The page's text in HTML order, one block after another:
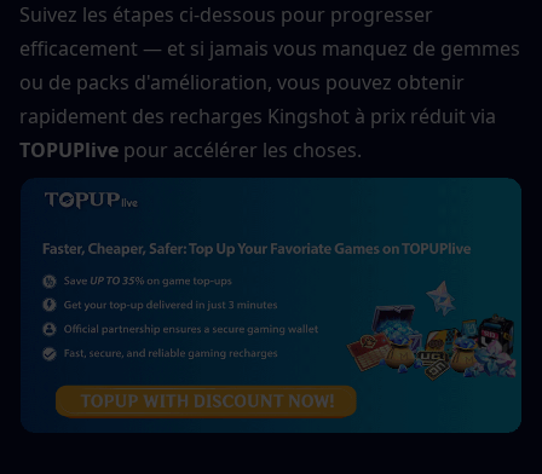
Suivez les étapes ci-dessous pour progresser
efficacement — et si jamais vous manquez de gemmes
ou de packs d'amélioration, vous pouvez obtenir
TOPUPlive pour accélérer les choses.